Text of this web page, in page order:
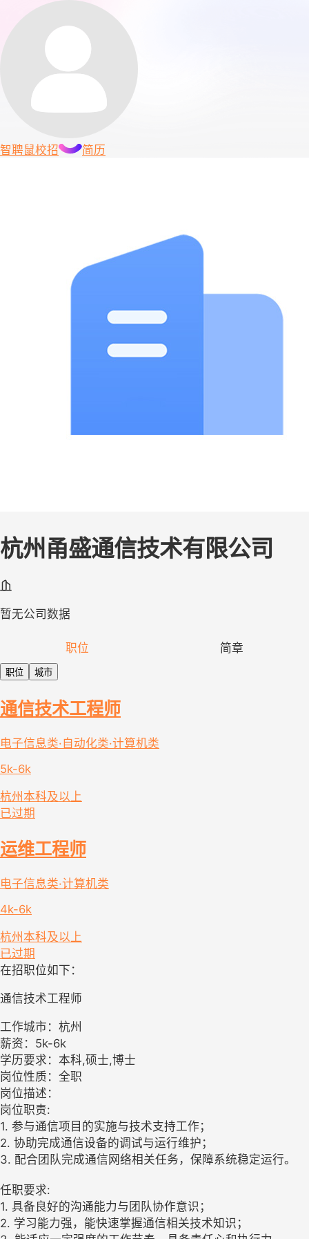
智聘鼠校招 简历
杭州甬盛通信技术有限公司
暂无公司数据
职位 简章
职位 城市
通信技术工程师
电子信息类·自动化类·计算机类
5k-6k
杭州 本科及以上
已过期
运维工程师
电子信息类·计算机类
4k-6k
杭州 本科及以上
已过期
在招职位如下：
通信技术工程师
工作城市：杭州
薪资：5k-6k
学历要求：本科,硕士,博士
岗位性质：全职
岗位描述：
岗位职责:
1. 参与通信项目的实施与技术支持工作；
2. 协助完成通信设备的调试与运行维护；
3. 配合团队完成通信网络相关任务，保障系统稳定运行。
任职要求:
1. 具备良好的沟通能力与团队协作意识；
2. 学习能力强，能快速掌握通信相关技术知识；